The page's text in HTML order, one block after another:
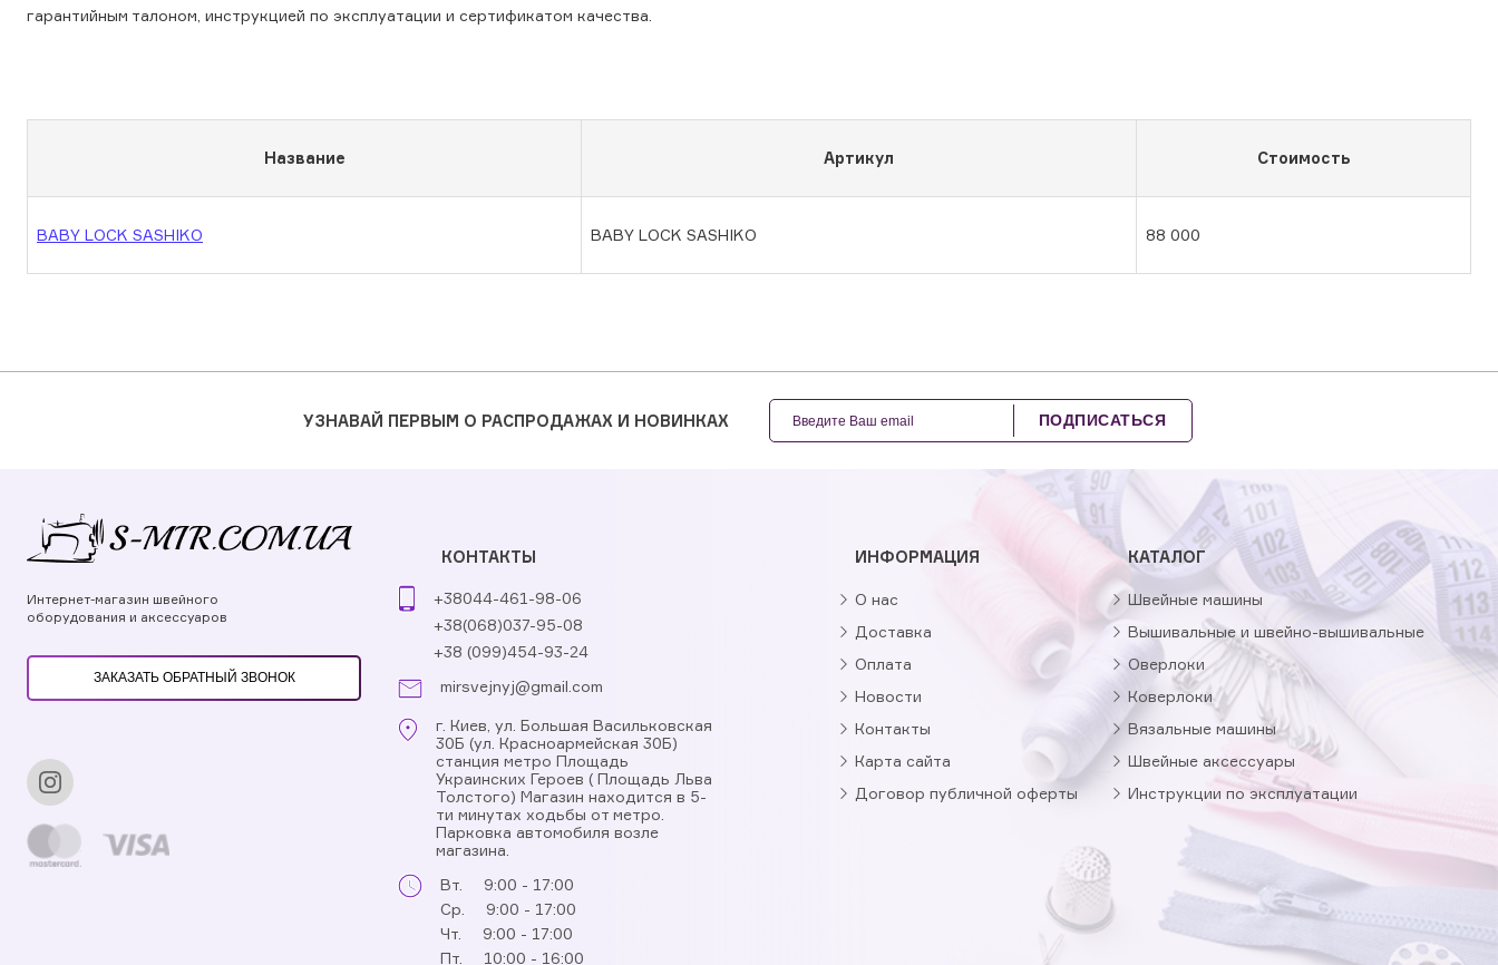
гарантийным талоном, инструкцией по эксплуатации и сертификатом качества.
Название Артикул Стоимость
BABY LOCK SASHIKO BABY LOCK SASHIKO 88 000
УЗНАВАЙ ПЕРВЫМ О РАСПРОДАЖАХ И НОВИНКАХ ПОДПИСАТЬСЯ
Интернет-магазин швейного
оборудования и аксессуаров
ЗАКАЗАТЬ ОБРАТНЫЙ ЗВОНОК
КОНТАКТЫ
+38044-461-98-06
+38(068)037-95-08
+38 (099)454-93-24
mirsvejnyj@gmail.com
г. Киев, ул. Большая Васильковская
30Б (ул. Красноармейская 30Б)
станция метро Площадь
Украинских Героев ( Площадь Льва
Толстого) Магазин находится в 5-
ти минутах ходьбы от метро.
Парковка автомобиля возле
магазина.
Вт.
9:00 - 17:00
Ср.
9:00 - 17:00
Чт.
9:00 - 17:00
Пт.
10:00 - 16:00
ИНФОРМАЦИЯ
О нас
Доставка
Оплата
Новости
Контакты
Карта сайта
Договор публичной оферты
КАТАЛОГ
Швейные машины
Вышивальные и швейно-вышивальные
Оверлоки
Коверлоки
Вязальные машины
Швейные аксессуары
Инструкции по эксплуатации